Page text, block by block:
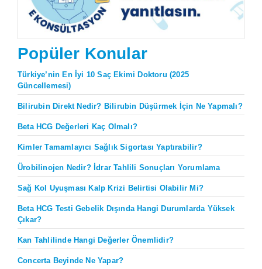
Popüler Konular
Türkiye’nin En İyi 10 Saç Ekimi Doktoru (2025
Güncellemesi)
Bilirubin Direkt Nedir? Bilirubin Düşürmek İçin Ne Yapmalı?
Beta HCG Değerleri Kaç Olmalı?
Kimler Tamamlayıcı Sağlık Sigortası Yaptırabilir?
Ürobilinojen Nedir? İdrar Tahlili Sonuçları Yorumlama
Sağ Kol Uyuşması Kalp Krizi Belirtisi Olabilir Mi?
Beta HCG Testi Gebelik Dışında Hangi Durumlarda Yüksek
Çıkar?
Kan Tahlilinde Hangi Değerler Önemlidir?
Concerta Beyinde Ne Yapar?